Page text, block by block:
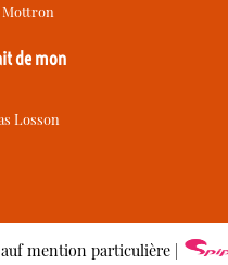
Mottron
de mon
Losson
mention particulière |